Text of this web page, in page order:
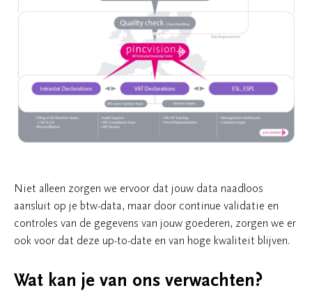
Niet alleen zorgen we ervoor dat jouw data naadloos
aansluit op je btw-data, maar door continue validatie en
controles van de gegevens van jouw goederen, zorgen we er
ook voor dat deze up-to-date en van hoge kwaliteit blijven.
Wat kan je van ons verwachten?